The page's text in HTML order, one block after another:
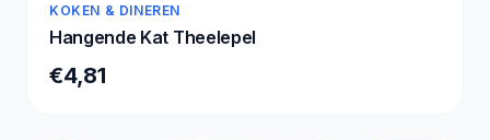
KOKEN & DINEREN
Hangende Kat Theelepel
€4,81